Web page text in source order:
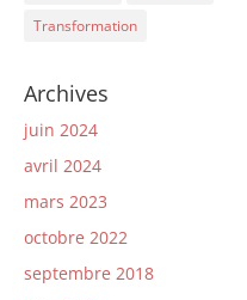
Transformation
Archives
juin 2024
avril 2024
mars 2023
octobre 2022
septembre 2018